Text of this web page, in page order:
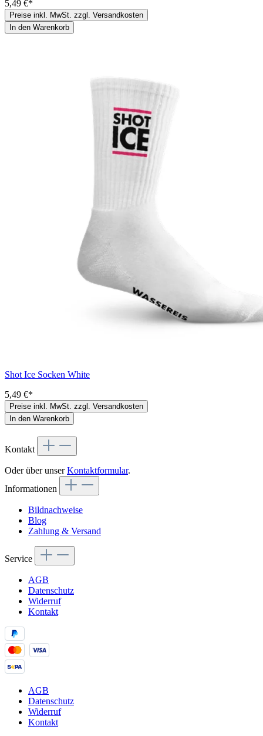
5,49 €*
Preise inkl. MwSt. zzgl. Versandkosten
In den Warenkorb
Shot Ice Socken White
5,49 €*
Preise inkl. MwSt. zzgl. Versandkosten
In den Warenkorb
Kontakt
Oder über unserKontaktformular.
Informationen
Bildnachweise
Blog
Zahlung & Versand
Service
AGB
Datenschutz
Widerruf
Kontakt
AGB
Datenschutz
Widerruf
Kontakt